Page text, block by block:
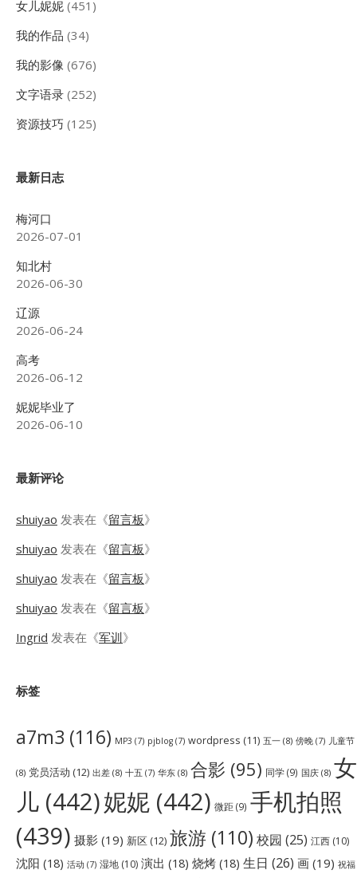
女儿妮妮 (451)
我的作品 (34)
我的影像 (676)
文字语录 (252)
资源技巧 (125)
最新日志
梅河口
2026-07-01
知北村
2026-06-30
辽源
2026-06-24
高考
2026-06-12
妮妮毕业了
2026-06-10
最新评论
shuiyao 发表在《留言板》
shuiyao 发表在《留言板》
shuiyao 发表在《留言板》
shuiyao 发表在《留言板》
Ingrid 发表在《军训》
标签
a7m3 (116) MP3 (7) pjblog (7) wordpress (11) 五一 (8) 傍晚 (7) 儿童节
(8) 党员活动 (12) 出差 (8) 十五 (7) 华东 (8) 合影 (95) 同学(9) 国庆 (8) 女
儿 (442)妮妮 (442) 微距(9) 手机拍照
(439) 摄影 (19) 新区 (12) 旅游 (110) 校园 (25) 江西 (10)
沈阳 (18) 活动 (7) 湿地 (10) 演出 (18) 烧烤 (18) 生日 (26) 画 (19) 祝福